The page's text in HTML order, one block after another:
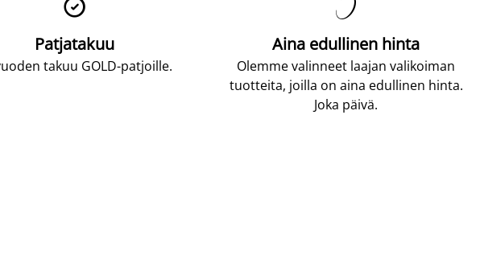

Patjatakuu
takuu GOLD-patjoille.

Aina edullinen hinta
Olemme valinneet laajan valikoiman
tuotteita, joilla on aina edullinen hinta.
Joka päivä.